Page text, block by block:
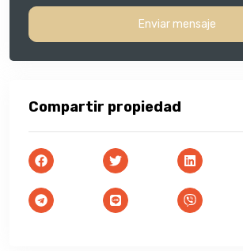
Enviar mensaje
Compartir propiedad